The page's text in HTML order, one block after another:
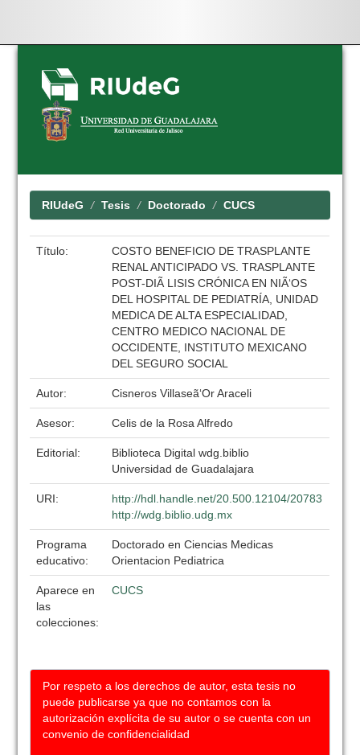
Skip
navigation
RIUdeG Tesis Doctorado CUCS
Título:
COSTO BENEFICIO DE TRASPLANTE
RENAL ANTICIPADO VS. TRASPLANTE
POST-DIÃ LISIS CRÓNICA EN NIÃ‘OS
DEL HOSPITAL DE PEDIATRÍA, UNIDAD
MEDICA DE ALTA ESPECIALIDAD,
CENTRO MEDICO NACIONAL DE
OCCIDENTE, INSTITUTO MEXICANO
DEL SEGURO SOCIAL
Autor: Cisneros Villaseã‘Or Araceli
Asesor: Celis de la Rosa Alfredo
Editorial:
Biblioteca Digital wdg.biblio
Universidad de Guadalajara
URI:
http://hdl.handle.net/20.500.12104/20783
http://wdg.biblio.udg.mx
Programa
educativo:
Doctorado en Ciencias Medicas
Orientacion Pediatrica
Aparece en
las
colecciones:
CUCS
Por respeto a los derechos de autor, esta tesis no
puede publicarse ya que no contamos con la
autorización explícita de su autor o se cuenta con un
convenio de confidencialidad